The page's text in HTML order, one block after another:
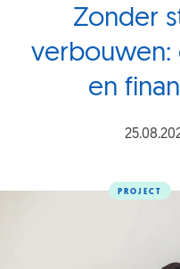
Zonder
verbouwen:
en
PROJECT